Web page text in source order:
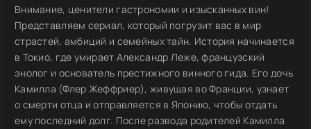
Внимание, ценители гастрономии и изысканных вин!
Представляем сериал, который погрузит вас в мир
страстей, амбиций и семейных тайн. История начинается
в Токио, где умирает Александр Леже, французский
энолог и основатель престижного винного гида. Его дочь
Камилла (Флер Жеффриер), живущая во Франции, узнает
о смерти отца и отправляется в Японию, чтобы отдать
ему последний долг. После развода родителей Камилла